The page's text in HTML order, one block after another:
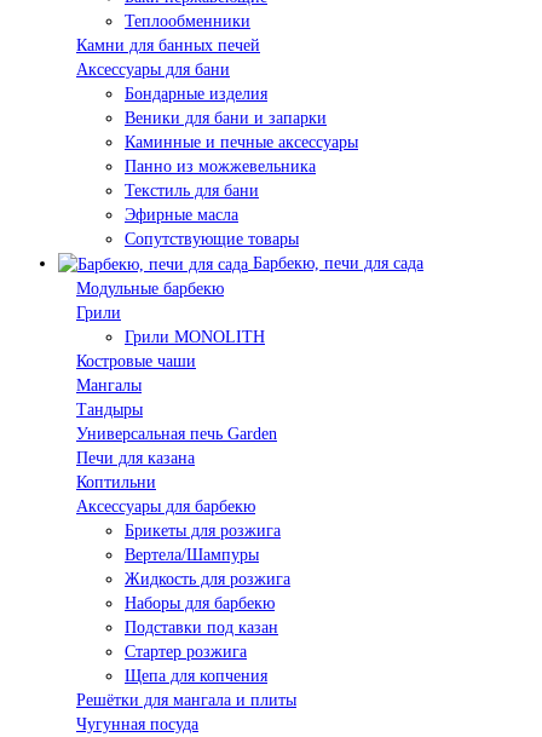
Теплообменники
Камни для банных печей
Аксессуары для бани
Бондарные изделия
Веники для бани и запарки
Каминные и печные аксессуары
Панно из можжевельника
Текстиль для бани
Эфирные масла
Сопутствующие товары
Барбекю, печи для сада
Модульные барбекю
Грили
Грили MONOLITH
Костровые чаши
Мангалы
Тандыры
Универсальная печь Garden
Печи для казана
Коптильни
Аксессуары для барбекю
Брикеты для розжига
Вертела/Шампуры
Жидкость для розжига
Наборы для барбекю
Подставки под казан
Стартер розжига
Щепа для копчения
Решётки для мангала и плиты
Чугунная посуда